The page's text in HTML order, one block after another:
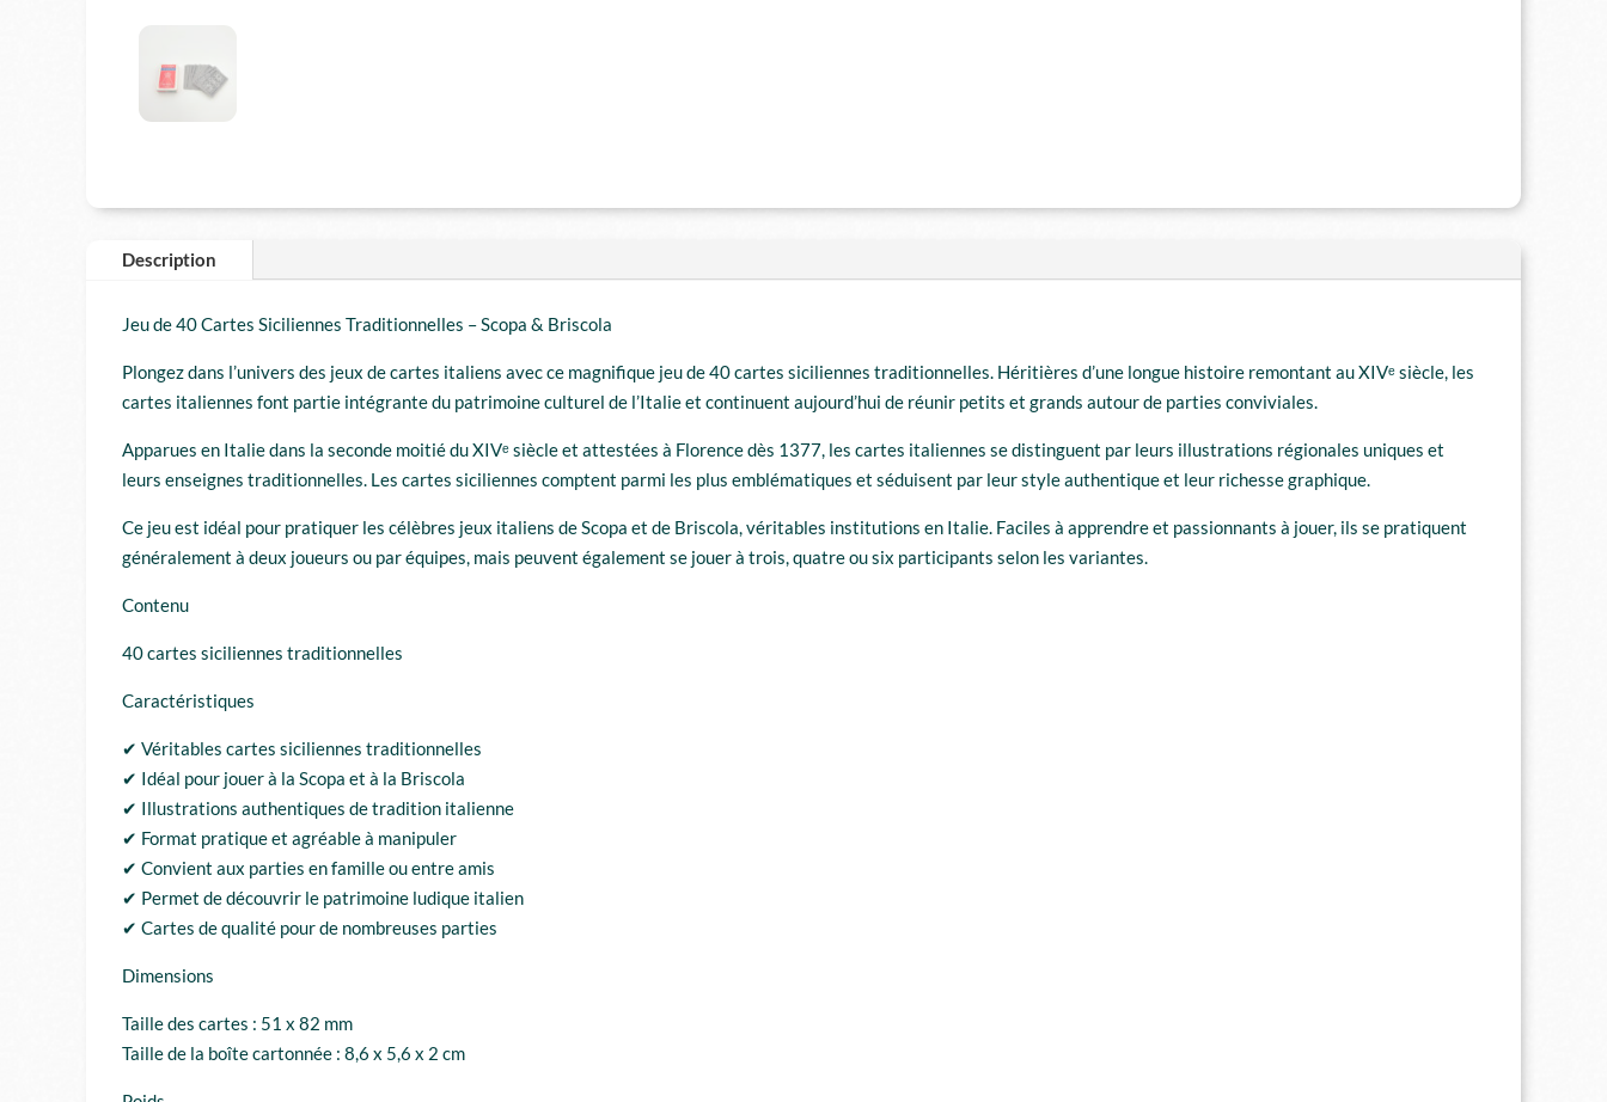
Description
Jeu de 40 Cartes Siciliennes Traditionnelles – Scopa & Briscola
Plongez dans l’univers des jeux de cartes italiens avec ce magnifique jeu de 40 cartes siciliennes traditionnelles. Héritières d’une longue histoire remontant au XIVᵉ siècle, les
cartes italiennes font partie intégrante du patrimoine culturel de l’Italie et continuent aujourd’hui de réunir petits et grands autour de parties conviviales.
Apparues en Italie dans la seconde moitié du XIVᵉ siècle et attestées à Florence dès 1377, les cartes italiennes se distinguent par leurs illustrations régionales uniques et
leurs enseignes traditionnelles. Les cartes siciliennes comptent parmi les plus emblématiques et séduisent par leur style authentique et leur richesse graphique.
Ce jeu est idéal pour pratiquer les célèbres jeux italiens de Scopa et de Briscola, véritables institutions en Italie. Faciles à apprendre et passionnants à jouer, ils se pratiquent
généralement à deux joueurs ou par équipes, mais peuvent également se jouer à trois, quatre ou six participants selon les variantes.
Contenu
40 cartes siciliennes traditionnelles
Caractéristiques
✔ Véritables cartes siciliennes traditionnelles
✔ Idéal pour jouer à la Scopa et à la Briscola
✔ Illustrations authentiques de tradition italienne
✔ Format pratique et agréable à manipuler
✔ Convient aux parties en famille ou entre amis
✔ Permet de découvrir le patrimoine ludique italien
✔ Cartes de qualité pour de nombreuses parties
Dimensions
Taille des cartes : 51 x 82 mm
Taille de la boîte cartonnée : 8,6 x 5,6 x 2 cm